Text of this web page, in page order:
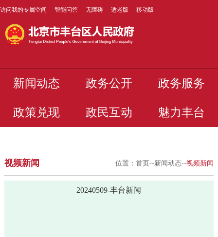
访问我的专属空间 智能问答 无障碍 适老版 移动版
新闻动态 政务公开 政务服务
政策兑现 政民互动 魅力丰台
视频新闻 位置：首页--新闻动态--视频新闻
20240509-丰台新闻